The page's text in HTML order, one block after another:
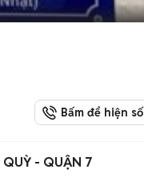
Bấm để hiện số
QUỲ - QUẬN 7